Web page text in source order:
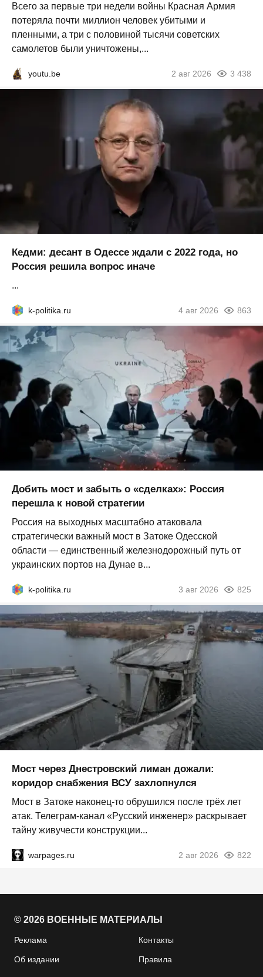
Всего за первые три недели войны Красная Армия
потеряла почти миллион человек убитыми и
пленными, а три с половиной тысячи советских
самолетов были уничтожены,...
youtu.be 2 авг 2026 3 438
Кедми: десант в Одессе ждали с 2022 года, но
Россия решила вопрос иначе
...
k-politika.ru 4 авг 2026 863
Добить мост и забыть о «сделках»: Россия
перешла к новой стратегии
Россия на выходных масштабно атаковала
стратегически важный мост в Затоке Одесской
области — единственный железнодорожный путь от
украинских портов на Дунае в...
k-politika.ru 3 авг 2026 825
Мост через Днестровский лиман дожали:
коридор снабжения ВСУ захлопнулся
Мост в Затоке наконец-то обрушился после трёх лет
атак. Телеграм-канал «Русский инженер» раскрывает
тайну живучести конструкции...
warpages.ru 2 авг 2026 822
© 2026 ВОЕННЫЕ МАТЕРИАЛЫ
Реклама Контакты
Об издании Правила